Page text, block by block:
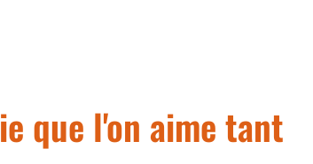
que l'on aime tant